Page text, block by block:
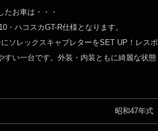
たお車は・・・
・ハコスカGT-R仕様となります。
ソレックスキャブレターをSET UP！レスポ
すい一台です。外装・内装ともに綺麗な状態
昭和47年式